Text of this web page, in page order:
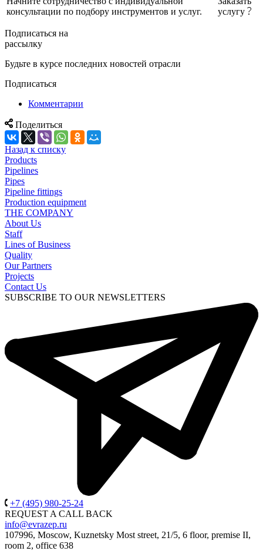
консультации по подбору инструментов и услуг.
услугу
Подписаться на
рассылку
Будьте в курсе последних новостей отрасли
Подписаться
Комментарии
Поделиться
Назад к списку
Products
Pipelines
Pipes
Pipeline fittings
Production equipment
THE COMPANY
About Us
Staff
Lines of Business
Quality
Our Partners
Projects
Contact Us
SUBSCRIBE TO OUR NEWSLETTERS
+7 (495) 980-25-24
REQUEST A CALL BACK
info@evrazep.ru
107996, Moscow, Kuznetsky Most street, 21/5, 6 floor, premise II,
room 2, office 638